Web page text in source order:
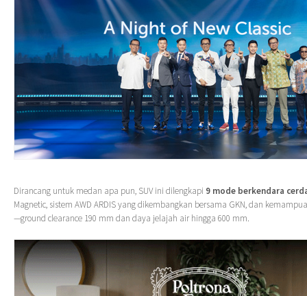
Dirancang untuk medan apa pun, SUV ini dilengkapi 9 mode berkendara
Magnetic, sistem AWD ARDIS yang dikembangkan bersama GKN, dan
—ground clearance 190 mm dan daya jelajah air hingga 600 mm.